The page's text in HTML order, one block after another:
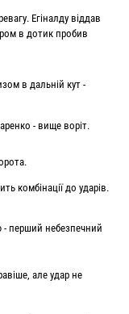
Егіналду віддав
в дотик пробив
в дальній кут -
- вище воріт.
комбінації до ударів.
перший небезпечний
але удар не